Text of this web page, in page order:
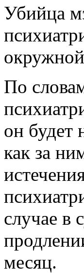
Убийца
По
он будет
как за
случае в
месяц.